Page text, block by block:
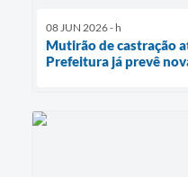
08 JUN 2026 - h
Mutirão de castração
Prefeitura já prevê